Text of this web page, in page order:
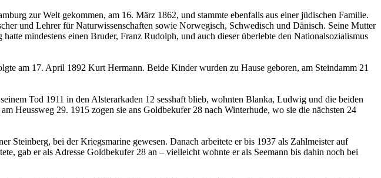
zur Welt gekommen, am 16. März 1862, und stammte ebenfalls aus einer jüdischen Familie.
und Lehrer für Naturwissenschaften sowie Norwegisch, Schwedisch und Dänisch. Seine Mutter
mindestens einen Bruder, Franz Rudolph, und auch dieser überlebte den Nationalsozialismus
am 17. April 1892 Kurt Hermann. Beide Kinder wurden zu Hause geboren, am Steindamm 21
Tod 1911 in den Alsterarkaden 12 sesshaft blieb, wohnten Blanka, Ludwig und die beiden
Heussweg 29. 1915 zogen sie ans Goldbekufer 28 nach Winterhude, wo sie die nächsten 24
Steinberg, bei der Kriegsmarine gewesen. Danach arbeitete er bis 1937 als Zahlmeister auf
gab er als Adresse Goldbekufer 28 an – vielleicht wohnte er als Seemann bis dahin noch bei